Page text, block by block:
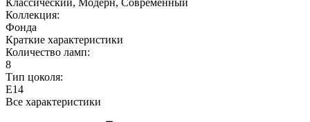
Коллекция:
Фонда
Краткие характеристики
Количество ламп:
8
Тип цоколя:
E14
Все характеристики